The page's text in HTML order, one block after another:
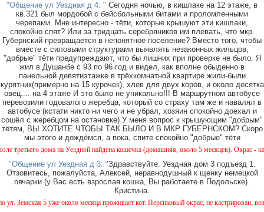
"Общение ул Уездная д 4: " Сегодня ночью, в кишлаке на 12 этаже, в
кв.321 был мордобой с бейсбольными битами и проломленными
черепами. Мне интересно - тёти, которые крышуют эти кишлаки,
спокойно спят? Или за тридцать серебряников им плевать, что мкр.
Губернский превращается в непонятное поселение? Вместо того, чтобы
вместе с силовыми структурами выявлять незаконных жильцов,
"добрые" тёти предупреждают, что бы лишних при проверке не было. Я
жил в Душанбе с 93 по 96 год и видел, как вполне обыденно в
панельной девятиэтажке в трёхкомнатной квартире жили-были
курятник(примерно на 15 курочек), хлев для двух коров, и около десятка
овец.... на 4 этаже И это было не уникально!!! В маршрутном автобусе
перевозили годовалого жеребца, который со страху там же и навалял в
автобусе (кстати никто ни чего и не убрал, хозяин спокойно доехал и
сошёл с жеребцом на остановке) У меня вопрос к крышующим "добрым"
тётям, ВЫ ХОТИТЕ ЧТОБЫ ТАК БЫЛО И В МКР ГУБЕРНСКОМ? Скоро
мы этого и дождёмся, а пока, спите спокойно "добрые" тёти
дома на Уездной найдена кошечка (домашняя, около 5 месяцев). Окрас -
"Общение ул Уездная д 3: "Здравствуйте. Уездная дом 3 подъезд 1.
Отзовитесь, пожалуйста, Алексей, неравнодушный к щенку немецкой
овчарки (у Вас есть взрослая кошка, Вы работаете в Подольске).
Кристина.
5 уже около месяца проживает кот. Персиковый окрас, не кастрирован,